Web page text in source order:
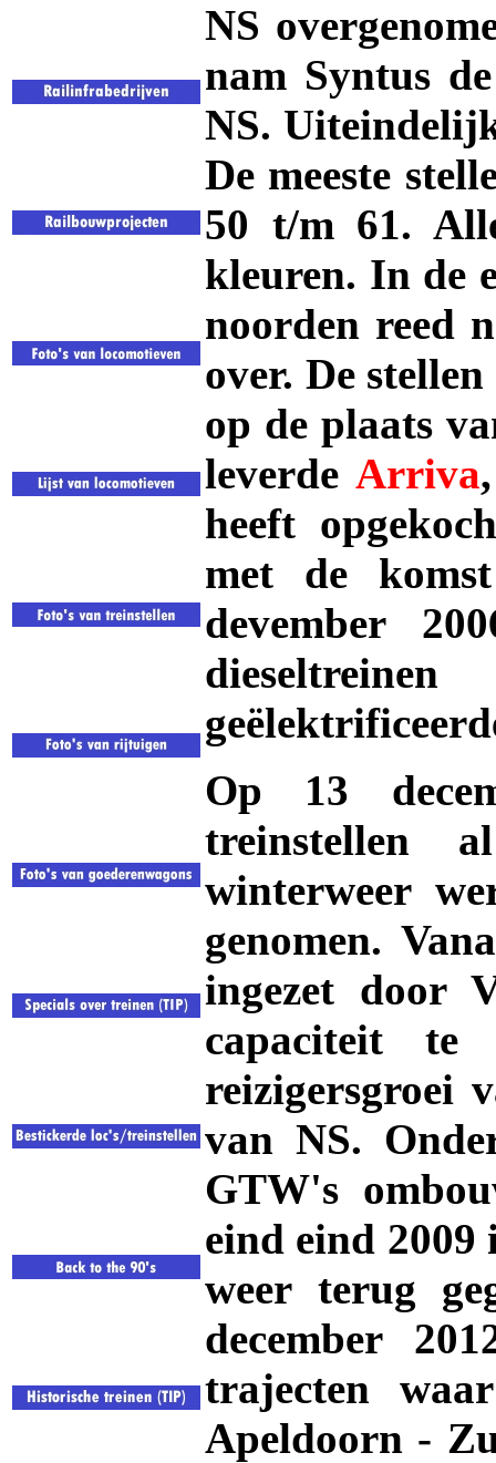
NS
nam Syntus
NS.
De meeste
50 t/m 61.
kleuren. In de
noorden reed
over. De
op de plaats
leverde Arriva
heeft
met de
devember
Op 13
treinstellen
winterweer
genomen.
ingezet door
capaciteit
reizigersgroei
van NS.
GTW's
eind eind
weer terug
december
trajecten
Apeldoorn -